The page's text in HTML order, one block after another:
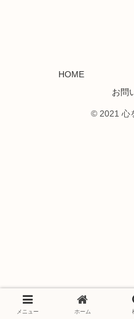
HOME
お問
© 2021 心
メニュー ホーム